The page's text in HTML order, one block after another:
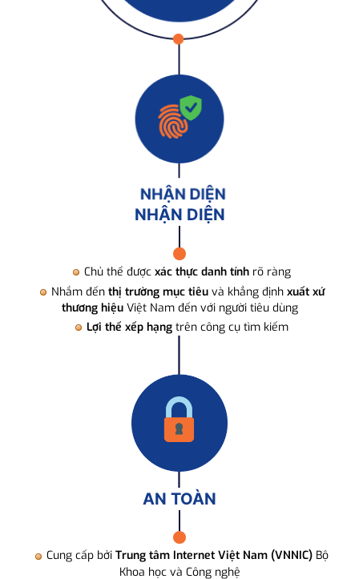
NHẬN DIỆN
Chủ thể được xác thực danh tính rõ ràng
Nhắm đến thị trường mục tiêuvà khẳng định xuất xứ
thương hiệuViệt Nam đến với người tiêu dùng
Lợi thế xếp hạng trên công cụ tìm kiếm
AN TOÀN
Cung cấp bởi Trung tâm Internet Việt Nam (VNNIC) Bộ
Khoa học và Công nghệ